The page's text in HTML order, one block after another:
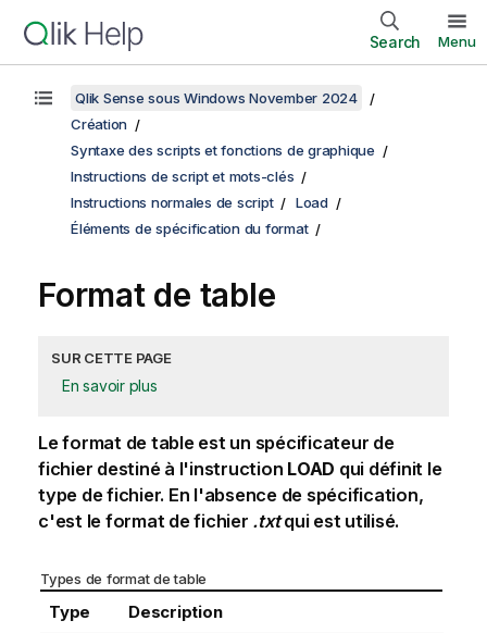
Search Menu
Qlik Sense sous Windows November 2024
Création
Syntaxe des scripts et fonctions de graphique
Instructions de script et mots-clés
Instructions normales de script
Load
Éléments de spécification du format
Format de table
SUR CETTE PAGE
En savoir plus
Le format de table est un spécificateur de
fichier destiné à l'instruction LOAD qui définit le
type de fichier. En l'absence de spécification,
c'est le format de fichier .txtqui est utilisé.
Types de format de table
Type Description